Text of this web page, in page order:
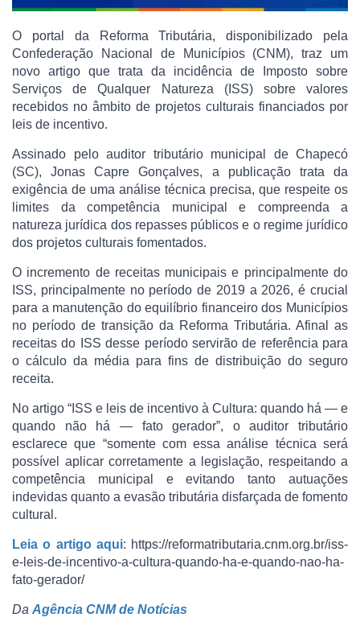
O portal da Reforma Tributária, disponibilizado pela
Confederação Nacional de Municípios (CNM), traz um
novo artigo que trata da incidência de Imposto sobre
Serviços de Qualquer Natureza (ISS) sobre valores
recebidos no âmbito de projetos culturais financiados por
leis de incentivo.
Assinado pelo auditor tributário municipal de Chapecó
(SC), Jonas Capre Gonçalves, a publicação trata da
exigência de uma análise técnica precisa, que respeite os
limites da competência municipal e compreenda a
natureza jurídica dos repasses públicos e o regime jurídico
dos projetos culturais fomentados.
O incremento de receitas municipais e principalmente do
ISS, principalmente no período de 2019 a 2026, é crucial
para a manutenção do equilíbrio financeiro dos Municípios
no período de transição da Reforma Tributária. Afinal as
receitas do ISS desse período servirão de referência para
o cálculo da média para fins de distribuição do seguro
receita.
No artigo “ISS e leis de incentivo à Cultura: quando há — e
quando não há — fato gerador”, o auditor tributário
esclarece que “somente com essa análise técnica será
possível aplicar corretamente a legislação, respeitando a
competência municipal e evitando tanto autuações
indevidas quanto a evasão tributária disfarçada de fomento
cultural.
Leia o artigo aqui: https://reformatributaria.cnm.org.br/iss-
e-leis-de-incentivo-a-cultura-quando-ha-e-quando-nao-ha-
fato-gerador/
Da Agência CNM de Notícias